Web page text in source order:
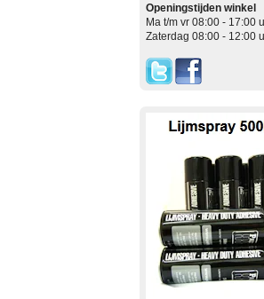
Openingstijden winkel
Ma t/m vr 08:00 - 17:00
Zaterdag 08:00 - 12:00